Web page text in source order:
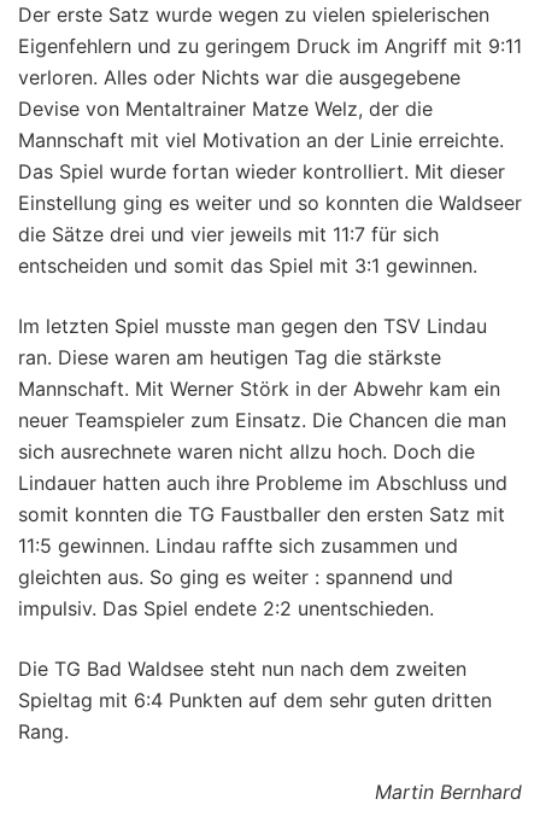
Der erste Satz wurde wegen zu vielen spielerischen
Eigenfehlern und zu geringem Druck im Angriff mit 9:11
verloren. Alles oder Nichts war die ausgegebene
Devise von Mentaltrainer Matze Welz, der die
Mannschaft mit viel Motivation an der Linie erreichte.
Das Spiel wurde fortan wieder kontrolliert. Mit dieser
Einstellung ging es weiter und so konnten die Waldseer
die Sätze drei und vier jeweils mit 11:7 für sich
entscheiden und somit das Spiel mit 3:1 gewinnen.
Im letzten Spiel musste man gegen den TSV Lindau
ran. Diese waren am heutigen Tag die stärkste
Mannschaft. Mit Werner Störk in der Abwehr kam ein
neuer Teamspieler zum Einsatz. Die Chancen die man
sich ausrechnete waren nicht allzu hoch. Doch die
Lindauer hatten auch ihre Probleme im Abschluss und
somit konnten die TG Faustballer den ersten Satz mit
11:5 gewinnen. Lindau raffte sich zusammen und
gleichten aus. So ging es weiter : spannend und
impulsiv. Das Spiel endete 2:2 unentschieden.
Die TG Bad Waldsee steht nun nach dem zweiten
Spieltag mit 6:4 Punkten auf dem sehr guten dritten
Rang.
Martin Bernhard